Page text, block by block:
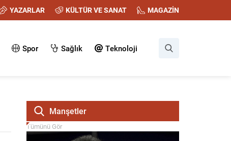
YAZARLAR KÜLTÜR VE SANAT MAGAZİN
Spor Sağlık Teknoloji
Manşetler
Tümünü Gör